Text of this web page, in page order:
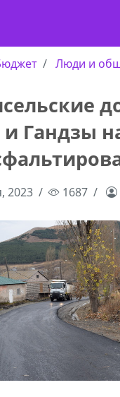
Люди и
Гандзы
2023 1687